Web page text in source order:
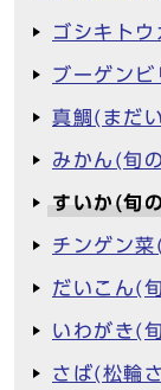
ゴシキト
ブーゲン
真鯛(まだ
みかん(旬
すいか(旬
チンゲン
だいこん(
いわがき(
さば(松輪